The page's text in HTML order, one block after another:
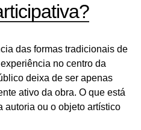
das formas tradicionais de
no centro da
deixa de ser apenas
ativo da obra. O que está
autoria ou o objeto artístico